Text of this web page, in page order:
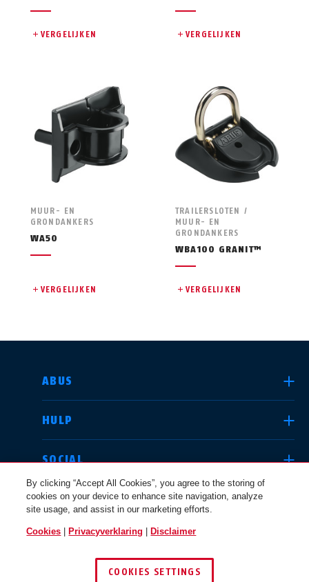
VERGELIJKEN VERGELIJKEN
MUUR- EN
GRONDANKERS
WA50
VERGELIJKEN
TRAILERSLOTEN /
MUUR- EN
GRONDANKERS
WBA100 GRANIT™
VERGELIJKEN
ABUS
HULP
SOCIAL
JURIDISCHE KWESTIES
LAND SELECTEREN
Deutschland
By clicking “Accept All Cookies”, you agree to the storing of
cookies on your device to enhance site navigation, analyze
site usage, and assist in our marketing efforts.
Cookies Privacyverklaring Disclaimer
COOKIES SETTINGS